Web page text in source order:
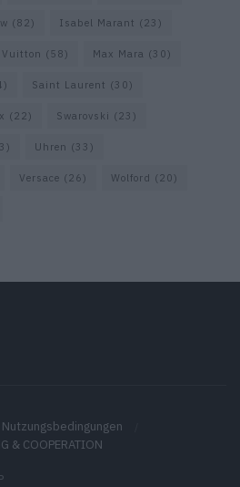
(82) Isabel Marant (23)
(58) Max Mara (30)
Saint Laurent (30)
(22) Swarovski (23)
Uhren (33)
Versace (26) Wolford (20)
Nutzungsbedingungen
& COOPERATION